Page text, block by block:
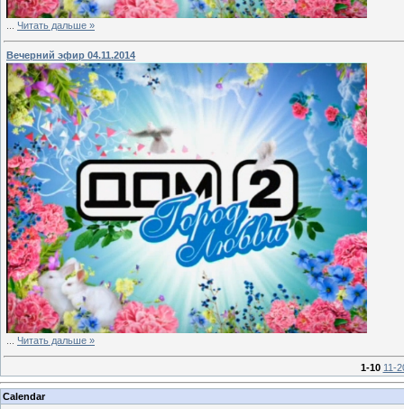
Читать дальше »
Вечерний эфир 04.11.2014
Читать дальше »
1-10 11-
Calendar